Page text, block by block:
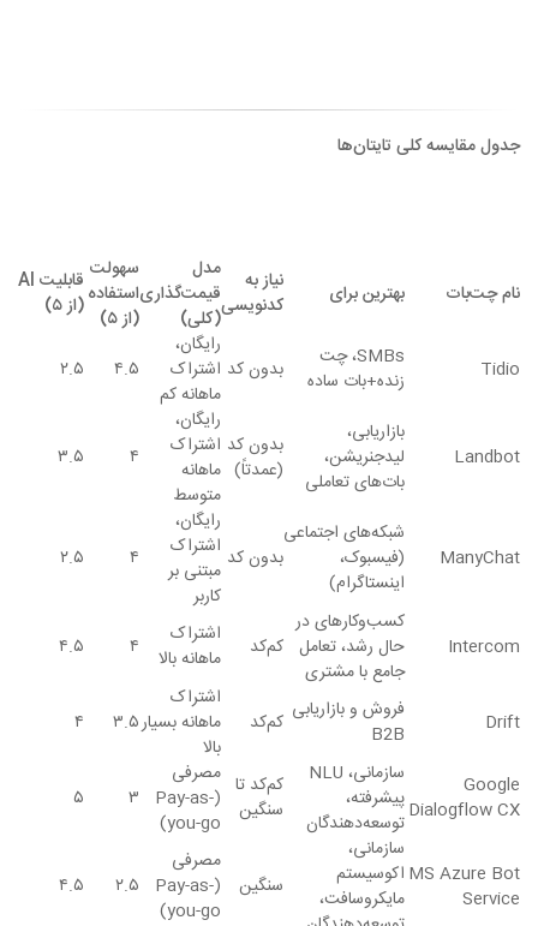
جدول مقایسه کلی تایتان‌ها
نام چت‌بات بهترین برای
نیاز به
کدنویسی
مدل
قیمت‌گذاری
(کلی)
سهولت
استفاده
(از ۵)
قابلیت AI
(از ۵)
Tidio
SMBs، چت
زنده+بات ساده
بدون کد
رایگان،
اشتراک
ماهانه کم
۴.۵ ۲.۵
Landbot
بازاریابی،
لیدجنریشن،
بات‌های تعاملی
بدون کد
(عمدتاً)
رایگان،
اشتراک
ماهانه
متوسط
۴ ۳.۵
ManyChat
شبکه‌های اجتماعی
(فیسبوک،
اینستاگرام)
بدون کد
رایگان،
اشتراک
مبتنی بر
کاربر
۴ ۲.۵
Intercom
کسب‌وکارهای در
حال رشد، تعامل
جامع با مشتری
کم‌کد
اشتراک
ماهانه بالا
۴ ۴.۵
Drift
فروش و بازاریابی
B2B
کم‌کد
اشتراک
ماهانه بسیار
بالا
۳.۵ ۴
Google
Dialogflow CX
سازمانی، NLU
پیشرفته،
توسعه‌دهندگان
کم‌کد تا
سنگین
مصرفی
(Pay-as-
you-go)
۳ ۵
MS Azure Bot
Service
سازمانی،
اکوسیستم
مایکروسافت،
سنگین
مصرفی
(Pay-as-
you-go)
۲.۵ ۴.۵